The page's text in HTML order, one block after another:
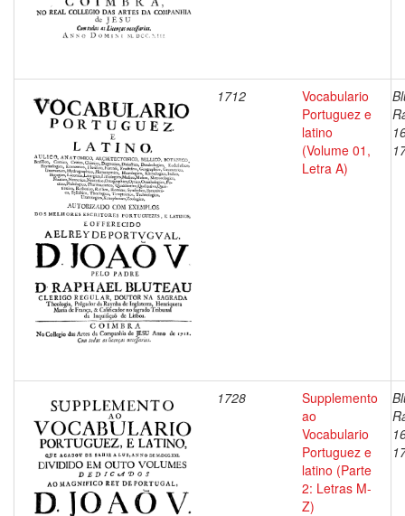
1712
Vocabulario
Portuguez e
latino
(Volume 01,
Letra A)
1728
Supplemento
ao
Vocabulario
Portuguez e
latino (Parte
2: Letras M-
Z)